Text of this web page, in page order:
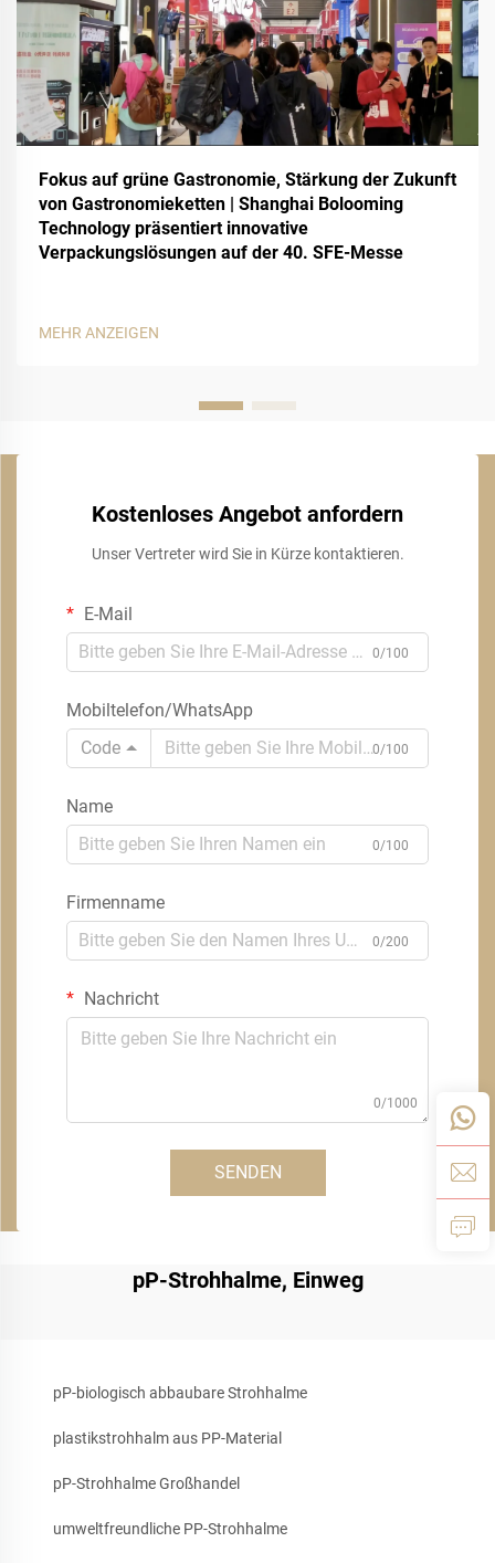
Fokus auf grüne Gastronomie, Stärkung der Zukunft
von Gastronomieketten | Shanghai Bolooming
Technology präsentiert innovative
Verpackungslösungen auf der 40. SFE-Messe
MEHR ANZEIGEN
Kostenloses Angebot anfordern
Unser Vertreter wird Sie in Kürze kontaktieren.
E-Mail
0/100
Mobiltelefon/WhatsApp
Code
0/100
Name
0/100
Firmenname
0/200
Nachricht
0/1000
SENDEN
pP-Strohhalme, Einweg
pP-biologisch abbaubare Strohhalme
plastikstrohhalm aus PP-Material
pP-Strohhalme Großhandel
umweltfreundliche PP-Strohhalme